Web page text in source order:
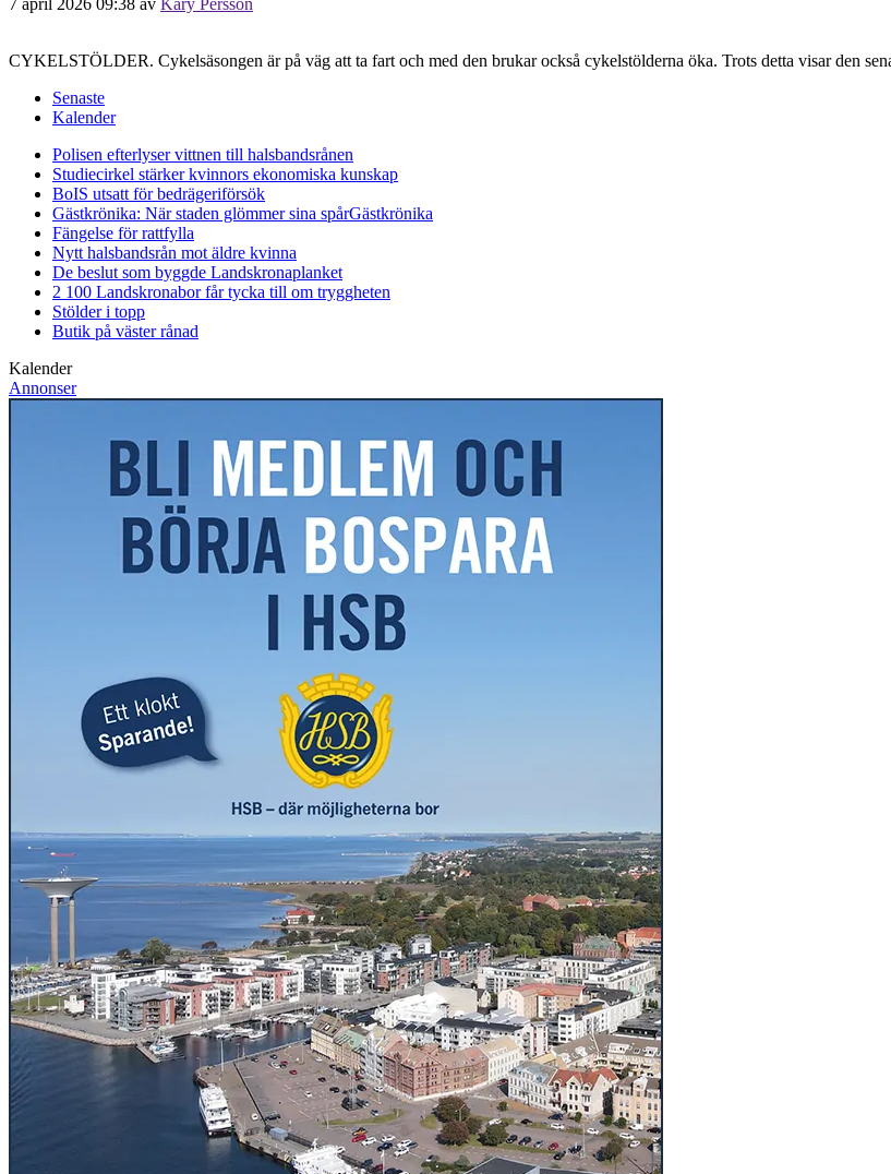
CYKELSTÖLDER. Cykelsäsongen är på väg att ta fart och med den brukar också cykelstölderna öka. Trots detta visar den
Senaste
Kalender
Polisen efterlyser vittnen till halsbandsrånen
Studiecirkel stärker kvinnors ekonomiska kunskap
BoIS utsatt för bedrägeriförsök
Gästkrönika: När staden glömmer sina spårGästkrönika
Fängelse för rattfylla
Nytt halsbandsrån mot äldre kvinna
De beslut som byggde Landskronaplanket
2 100 Landskronabor får tycka till om tryggheten
Stölder i topp
Butik på väster rånad
Kalender
Annonser